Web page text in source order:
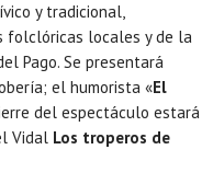
y tradicional,
folclóricas locales y de la
Pago. Se presentará
el humorista «El
del espectáculo estará
Vidal Los troperos de